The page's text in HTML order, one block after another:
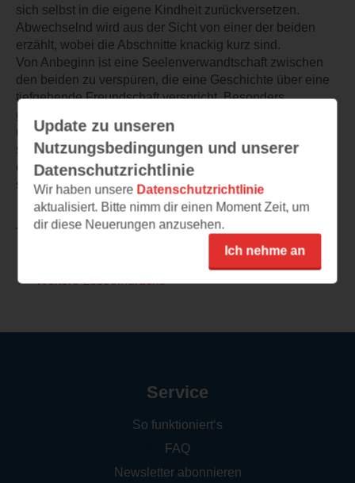
sich selbst in die eigene Kindheit zurückversetzen.
Abwechselnd wird aus der Sicht von einer der beiden
erzählt, wobei die Abschnitte knackig kurz sind.
Von Anbeginn ist eine Seelenverwandtschaft zwischen
den beiden zu verspüren, die eine Geschichte über eine
tiefgehende Freundschaft verspricht. Besonders
gespannt bin ich auf weitere "Schleckmuschelmomente"
und wie viel Magie tatsächlich in ihrer Verbundenheit
steckt. Vor dem Hintergrund der Erkrankung Blondies
erwarte ich mir nicht nur witzige Kindheitserinnerungen,
sondern auch berührende emotionale Momente.
TEILEN
Weitere Leseeindrücke
Update zu unseren
Nutzungsbedingungen und unserer
Datenschutzrichtlinie
Wir haben unsere Datenschutzrichtlinie
aktualisiert. Bitte nimm dir einen Moment Zeit, um
dir diese Neuerungen anzusehen.
Ich nehme an
Service
So funktioniert‘s
FAQ
Newsletter abonnieren